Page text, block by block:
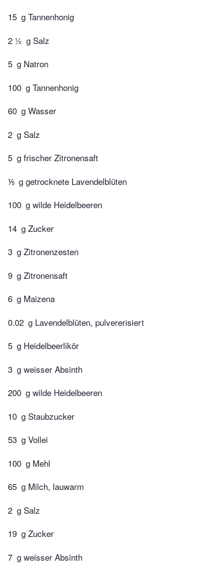
15 g Tannenhonig
2 ½ g Salz
5 g Natron
100 g Tannenhonig
60 g Wasser
2 g Salz
5 g frischer Zitronensaft
⅕ g getrocknete Lavendelblüten
100 g wilde Heidelbeeren
14 g Zucker
3 g Zitronenzesten
9 g Zitronensaft
6 g Maizena
0.02 g Lavendelblüten, pulvererisiert
5 g Heidelbeerlikör
3 g weisser Absinth
200 g wilde Heidelbeeren
10 g Staubzucker
53 g Vollei
100 g Mehl
65 g Milch, lauwarm
2 g Salz
19 g Zucker
7 g weisser Absinth